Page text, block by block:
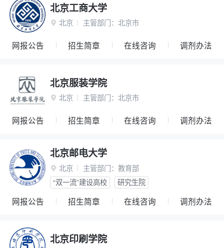
北京工商大学
 北京 主管部门： 北京市
网报公告 招生简章 在线咨询 调剂办法
北京服装学院
 北京 主管部门： 北京市
网报公告 招生简章 在线咨询 调剂办法
北京邮电大学
 北京 主管部门： 教育部
“双一流”建设高校
研究生院
网报公告 招生简章 在线咨询 调剂办法
北京印刷学院